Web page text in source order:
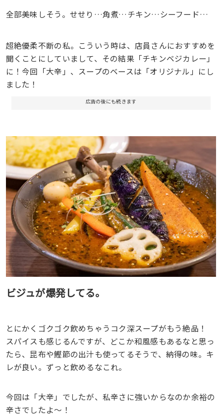
全部美味しそう。せせり…角煮…チキン…シーフード…
超絶優柔不断の私。こういう時は、店員さんにおすすめを
聞くことにしていまして、その結果「チキンベジカレー」
に！今回「大辛」、スープのベースは「オリジナル」にし
ました！
広告の後にも続きます
ビジュが爆発してる。
とにかくゴクゴク飲めちゃうコク深スープがもう絶品！
スパイスも感じるんですが、どこか和風感もあるなと思っ
たら、昆布や鰹節の出汁も使ってるそうで、納得の味。キ
レが良い。ずっと飲めるなこれ。
今回は「大辛」でしたが、私辛さに強いからなのか余裕の
辛さでしたよ〜！